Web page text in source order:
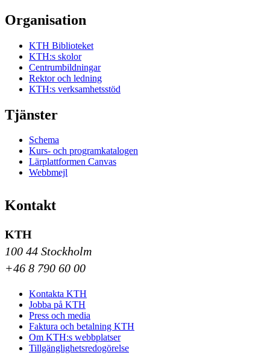
Organisation
KTH Biblioteket
KTH:s skolor
Centrumbildningar
Rektor och ledning
KTH:s verksamhetsstöd
Tjänster
Schema
Kurs- och programkatalogen
Lärplattformen Canvas
Webbmejl
Kontakt
KTH
100 44 Stockholm
+46 8 790 60 00
Kontakta KTH
Jobba på KTH
Press och media
Faktura och betalning KTH
Om KTH:s webbplatser
Tillgänglighetsredogörelse